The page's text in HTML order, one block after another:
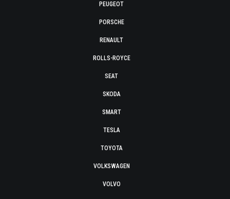
PEUGEOT
PORSCHE
RENAULT
ROLLS-ROYCE
SEAT
SKODA
SMART
TESLA
TOYOTA
VOLKSWAGEN
VOLVO